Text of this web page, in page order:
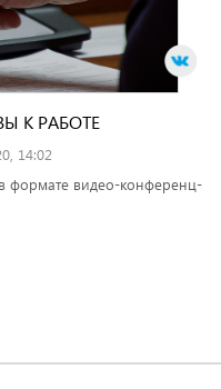
К РАБОТЕ
14:02
формате видео-конференц-